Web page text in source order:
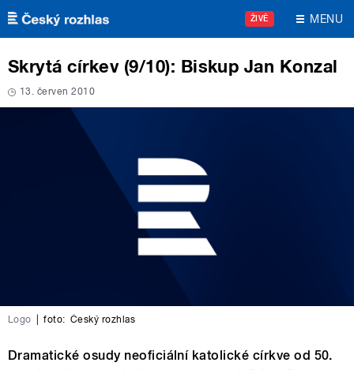
Přejít k hlavnímu obsahu
ŽIVĚ MENU
Skrytá církev (9/10): Biskup Jan Konzal
13. červen 2010
Logo foto: Český rozhlas
Dramatické osudy neoficiální katolické církve od 50.